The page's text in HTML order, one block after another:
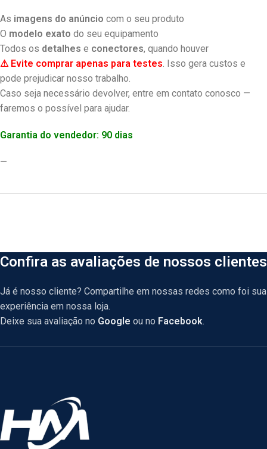
As imagens do anúncio com o seu produto
O modelo exato do seu equipamento
Todos os detalhes e conectores, quando houver
⚠ Evite comprar apenas para testes. Isso gera custos e
pode prejudicar nosso trabalho.
Caso seja necessário devolver, entre em contato conosco —
faremos o possível para ajudar.
Garantia do vendedor: 90 dias
—
Confira as avaliações de nossos clientes
Já é nosso cliente? Compartilhe em nossas redes como foi sua
experiência em nossa loja.
Deixe sua avaliação no Google ou no Facebook.